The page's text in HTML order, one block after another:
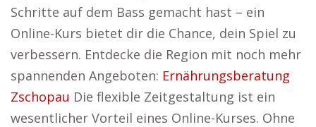
Schritte auf dem Bass gemacht hast – ein
Online-Kurs bietet dir die Chance, dein Spiel zu
verbessern. Entdecke die Region mit noch mehr
spannenden Angeboten: Ernährungsberatung
Zschopau Die flexible Zeitgestaltung ist ein
wesentlicher Vorteil eines Online-Kurses. Ohne